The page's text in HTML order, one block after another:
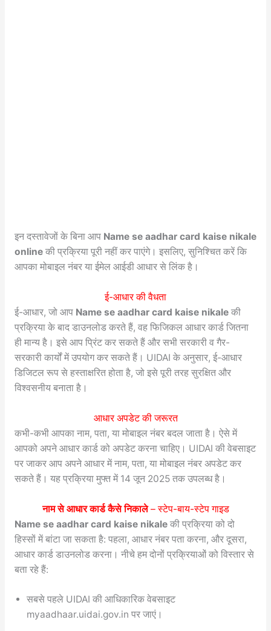
इन दस्तावेजों के बिना आप Name se aadhar card kaise nikale
onlineकी प्रक्रिया पूरी नहीं कर पाएंगे। इसलिए, सुनिश्चित करें कि
आपका मोबाइल नंबर या ईमेल आईडी आधार से लिंक है।
ई-आधार की वैधता
ई-आधार, जो आप Name se aadhar card kaise nikaleकी
प्रक्रिया के बाद डाउनलोड करते हैं, वह फिजिकल आधार कार्ड जितना
ही मान्य है। इसे आप प्रिंट कर सकते हैं और सभी सरकारी व गैर-
सरकारी कार्यों में उपयोग कर सकते हैं। UIDAI के अनुसार, ई-आधार
डिजिटल रूप से हस्ताक्षरित होता है, जो इसे पूरी तरह सुरक्षित और
विश्वसनीय बनाता है।
आधार अपडेट की जरूरत
कभी-कभी आपका नाम, पता, या मोबाइल नंबर बदल जाता है। ऐसे में
आपको अपने आधार कार्ड को अपडेट करना चाहिए। UIDAI की वेबसाइट
पर जाकर आप अपने आधार में नाम, पता, या मोबाइल नंबर अपडेट कर
सकते हैं। यह प्रक्रिया मुफ्त में 14 जून 2025 तक उपलब्ध है।
नाम से आधार कार्ड कैसे निकाले– स्टेप-बाय-स्टेप गाइड
Name se aadhar card kaise nikaleकी प्रक्रिया को दो
हिस्सों में बांटा जा सकता है: पहला, आधार नंबर पता करना, और दूसरा,
आधार कार्ड डाउनलोड करना। नीचे हम दोनों प्रक्रियाओं को विस्तार से
बता रहे हैं:
सबसे पहले UIDAI की आधिकारिक वेबसाइट
myaadhaar.uidai.gov.in पर जाएं।